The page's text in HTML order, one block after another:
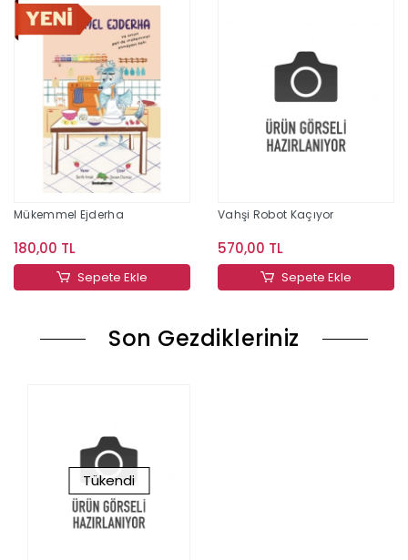
Mükemmel Ejderha
180,00 TL
Sepete Ekle
Vahşi Robot Kaçıyor
570,00 TL
Sepete Ekle
Son Gezdikleriniz
Tükendi